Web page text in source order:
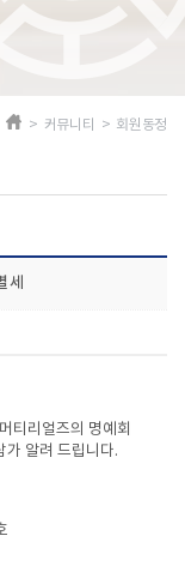
> 커뮤니티 > 회원동정
세
티리얼즈의 명예회
가 알려 드립니다.​